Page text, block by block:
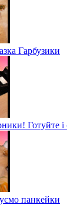
Гарбузики
Готуйте
панкейки